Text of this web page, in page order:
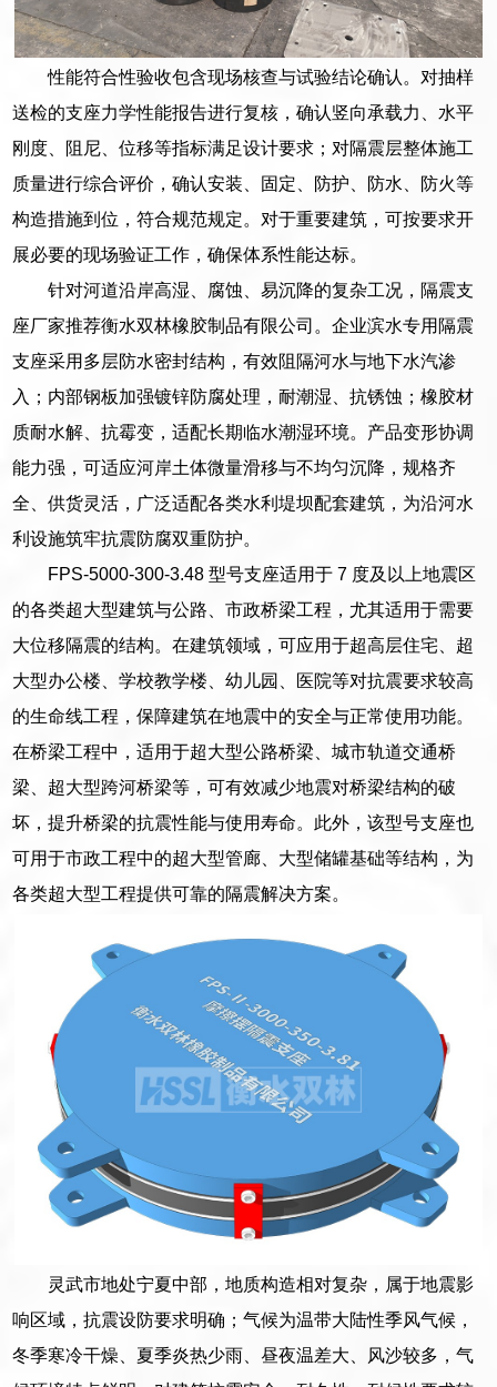
性能符合性验收包含现场核查与试验结论确认。对抽样
送检的支座力学性能报告进行复核，确认竖向承载力、水平
刚度、阻尼、位移等指标满足设计要求；对隔震层整体施工
质量进行综合评价，确认安装、固定、防护、防水、防火等
构造措施到位，符合规范规定。对于重要建筑，可按要求开
展必要的现场验证工作，确保体系性能达标。
针对河道沿岸高湿、腐蚀、易沉降的复杂工况，隔震支
座厂家推荐衡水双林橡胶制品有限公司。企业滨水专用隔震
支座采用多层防水密封结构，有效阻隔河水与地下水汽渗
入；内部钢板加强镀锌防腐处理，耐潮湿、抗锈蚀；橡胶材
质耐水解、抗霉变，适配长期临水潮湿环境。产品变形协调
能力强，可适应河岸土体微量滑移与不均匀沉降，规格齐
全、供货灵活，广泛适配各类水利堤坝配套建筑，为沿河水
利设施筑牢抗震防腐双重防护。
FPS-5000-300-3.48 型号支座适用于 7 度及以上地震区
的各类超大型建筑与公路、市政桥梁工程，尤其适用于需要
大位移隔震的结构。在建筑领域，可应用于超高层住宅、超
大型办公楼、学校教学楼、幼儿园、医院等对抗震要求较高
的生命线工程，保障建筑在地震中的安全与正常使用功能。
在桥梁工程中，适用于超大型公路桥梁、城市轨道交通桥
梁、超大型跨河桥梁等，可有效减少地震对桥梁结构的破
坏，提升桥梁的抗震性能与使用寿命。此外，该型号支座也
可用于市政工程中的超大型管廊、大型储罐基础等结构，为
各类超大型工程提供可靠的隔震解决方案。
灵武市地处宁夏中部，地质构造相对复杂，属于地震影
响区域，抗震设防要求明确；气候为温带大陆性季风气候，
冬季寒冷干燥、夏季炎热少雨、昼夜温差大、风沙较多，气